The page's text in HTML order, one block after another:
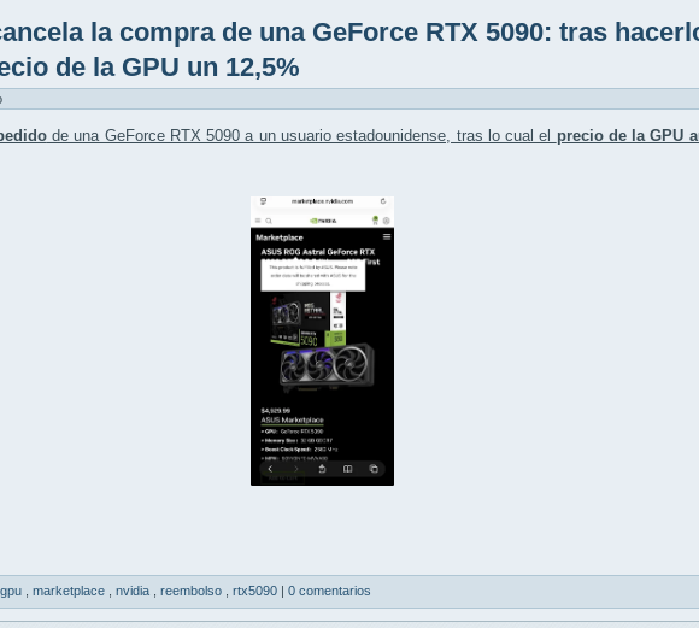
la compra de una GeForce RTX 5090: tras
de la GPU un 12,5%
de una GeForce RTX 5090 a un usuario estadounidense, tras lo cual el precio de la GPU
gpu marketplace nvidia reembolso rtx5090 | 0 comentarios